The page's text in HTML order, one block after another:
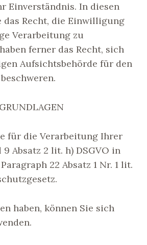
Einverständnis. In diesen
das Recht, die Einwilligung
Verarbeitung zu
ferner das Recht, sich
Aufsichtsbehörde für den
für die Verarbeitung Ihrer
Absatz 2 lit. h) DSGVO in
22 Absatz 1 Nr. 1 lit.
haben, können Sie sich